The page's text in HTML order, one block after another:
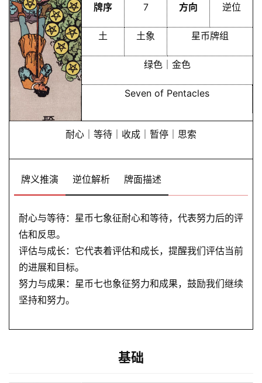
牌序 7 方向 逆位
土 土象 星币牌组
绿色｜金色
Seven of Pentacles
耐心｜等待｜收成｜暂停｜思索
牌义推演 逆位解析 牌面描述
耐心与等待：星币七象征耐心和等待，代表努力后的评
估和反思。
评估与成长：它代表着评估和成长，提醒我们评估当前
的进展和目标。
努力与成果：星币七也象征努力和成果，鼓励我们继续
坚持和努力。
基础